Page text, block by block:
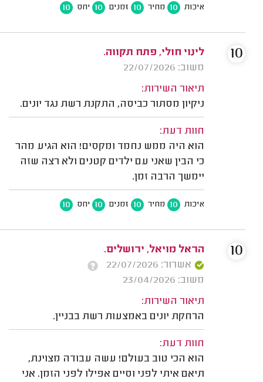
איכות 10 מחיר 10 זמנים 10 יחס 10
לינוי חולי, פתח תקווה.
משוב: 22/07/2026
תיאור השירות:
ניקיון מסתור כביסה, התקנת רשת נגד יונים.
חוות דעת:
הוא היה ממש נחמד ומקסים! הוא הגיע מהר
כי הבין שאני עם ילדים קטנים ולא רצה שזה
יימשך הרבה זמן.
איכות 10 מחיר 10 זמנים 10 יחס 10
10
הראל מויאל, ירושלים.
אשרור: 22/07/2026
משוב: 23/04/2026
תיאור השירות:
הרחקת יונים באמצעות רשת בבניין.
חוות דעת:
הוא הכי טוב בעולם! עשה עבודה מצוינת,
תיאם איתי לפני וסיים אפילו לפני הזמן. אני
10